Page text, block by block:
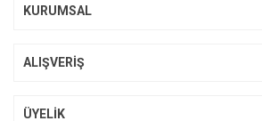
KURUMSAL
ALIŞVERİŞ
ÜYELİK